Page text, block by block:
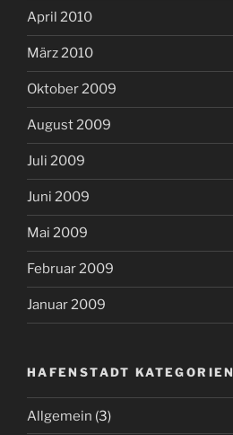
April 2010
März 2010
Oktober 2009
August 2009
Juli 2009
Juni 2009
Mai 2009
Februar 2009
Januar 2009
HAFENSTADT KATEGORIEN
Allgemein (3)